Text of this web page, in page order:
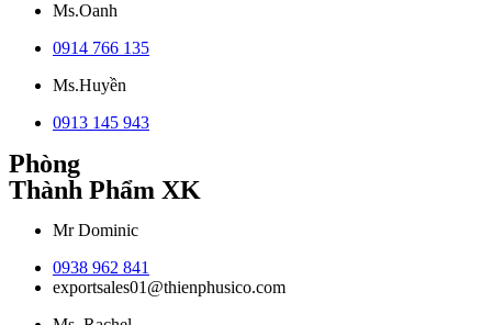
Ms.Oanh
0914 766 135
Ms.Huyền
0913 145 943
Phòng
Thành Phẩm XK
Mr Dominic
0938 962 841
exportsales01@thienphusico.com